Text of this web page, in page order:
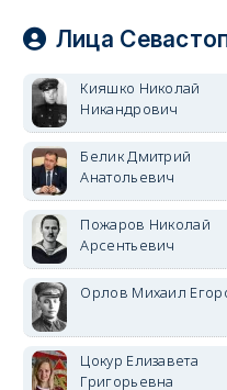
Лица
Кияшко Николай
Никандрович
Белик Дмитрий
Анатольевич
Пожаров Николай
Арсентьевич
Орлов Михаил
Цокур Елизавета
Григорьевна